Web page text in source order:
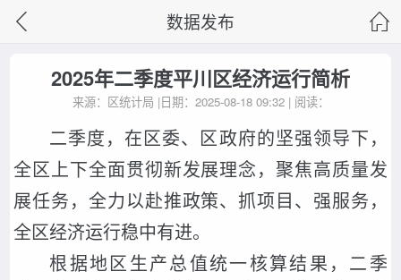
数据发布
2025年二季度平川区经济运行简析
来源：区统计局 |日期：2025-08-18 09:32 | 阅读：
二季度，在区委、区政府的坚强领导下，
全区上下全面贯彻新发展理念，聚焦高质量发
展任务，全力以赴推政策、抓项目、强服务，
全区经济运行稳中有进。
根据地区生产总值统一核算结果，二季